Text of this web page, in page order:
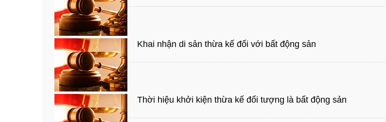
Khai nhận di sản thừa kế đối với bất động sản
Thời hiệu khởi kiện thừa kế đối tượng là bất động sản